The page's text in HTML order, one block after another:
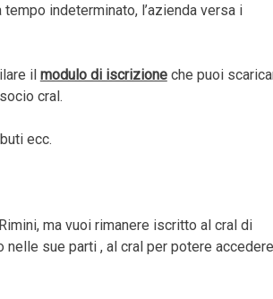
indeterminato, l’azienda versa i
il modulo di iscrizioneche puoi
cral.
ecc.
ma vuoi rimanere iscritto al cral di
sue parti , al cral per potere accedere